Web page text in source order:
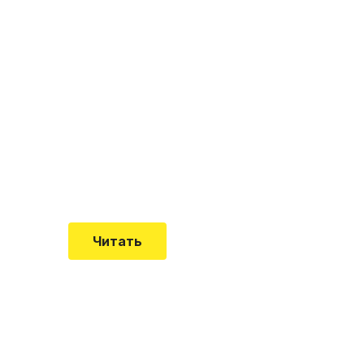
Читать